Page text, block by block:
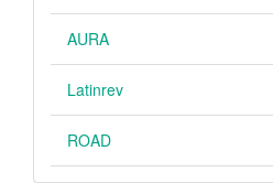
AURA
Latinrev
ROAD